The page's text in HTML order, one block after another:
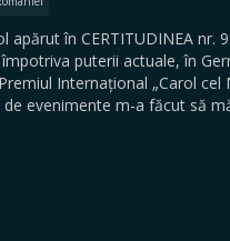
apărut în CERTITUDINEA nr.
puterii actuale, în
Internațional „Carol cel
evenimente m-a făcut să